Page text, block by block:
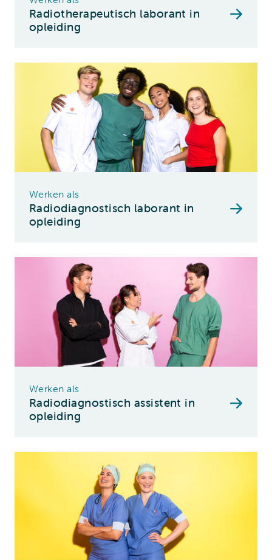
Radiotherapeutisch laborant in
opleiding
Werken als
Radiodiagnostisch laborant in
opleiding
Werken als
Radiodiagnostisch assistent in
opleiding